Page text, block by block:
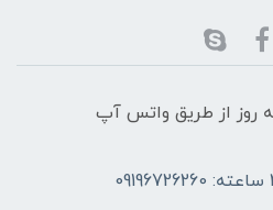
شبانه‌ روز از طریق واتس آپ